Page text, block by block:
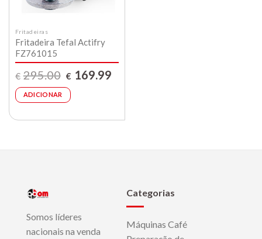
Fritadeiras
Fritadeira Tefal Actifry
FZ761015
€ 295.00
O
preço
original
era:
€295.00.
€ 169.99O
ADICIONAR
Somos líderes
nacionais na venda
Categorias
Máquinas Café